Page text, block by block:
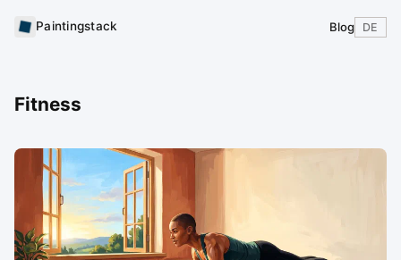
Paintingstack Blog DE
Fitness